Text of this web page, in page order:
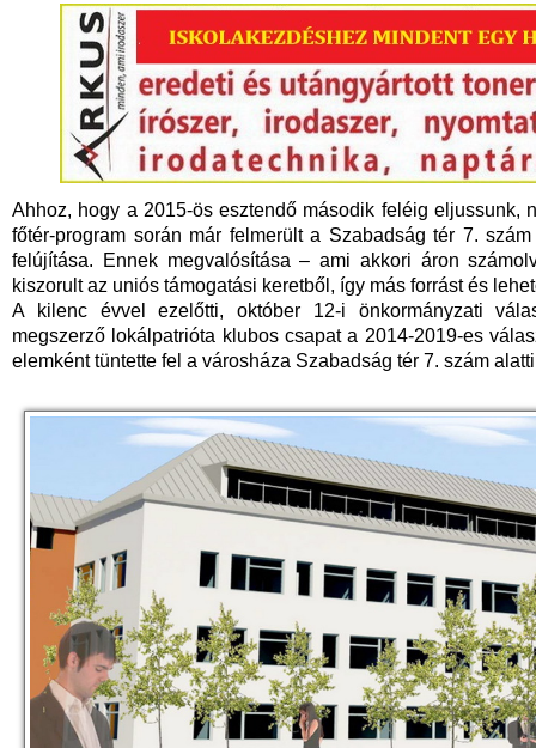
Ahhoz, hogy a 2015-ös esztendő második feléig eljussunk,
főtér-program során már felmerült a Szabadság tér 7.
felújítása. Ennek megvalósítása – ami akkori áron
kiszorult az uniós támogatási keretből, így más forrást és
A kilenc évvel ezelőtti, október 12-i önkormányzati
megszerző lokálpatrióta klubos csapat a 2014-2019-es
elemként tüntette fel a városháza Szabadság tér 7. szám